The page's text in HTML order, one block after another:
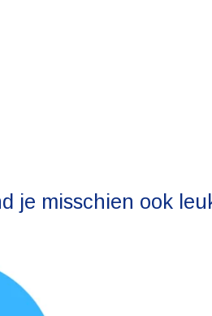
je misschien ook